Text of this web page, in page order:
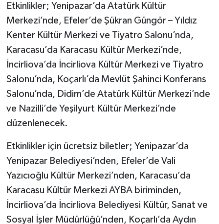
Etkinlikler; Yenipazar’da Atatürk Kültür
Merkezi’nde, Efeler’de Şükran Güngör – Yıldız
Kenter Kültür Merkezi ve Tiyatro Salonu’nda,
Karacasu’da Karacasu Kültür Merkezi’nde,
İncirliova’da İncirliova Kültür Merkezi ve Tiyatro
Salonu’nda, Koçarlı’da Mevlüt Şahinci Konferans
Salonu’nda, Didim’de Atatürk Kültür Merkezi’nde
ve Nazilli’de Yeşilyurt Kültür Merkezi’nde
düzenlenecek.
Etkinlikler için ücretsiz biletler; Yenipazar’da
Yenipazar Belediyesi’nden, Efeler’de Vali
Yazıcıoğlu Kültür Merkezi’nden, Karacasu’da
Karacasu Kültür Merkezi AYBA biriminden,
İncirliova’da İncirliova Belediyesi Kültür, Sanat ve
Sosyal İşler Müdürlüğü’nden, Koçarlı’da Aydın